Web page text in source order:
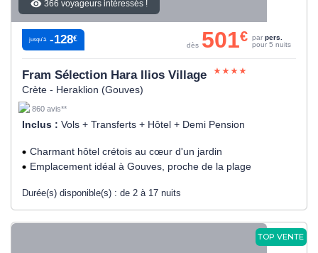
366 voyageurs intéressés !
Fram Sélection Hara Ilios Village
Crète - Heraklion (Gouves)
860 avis**
Inclus : Vols + Transferts + Hôtel + Demi Pension
Charmant hôtel crétois au cœur d'un jardin
Emplacement idéal à Gouves, proche de la plage
Durée(s) disponible(s) : de 2 à 17 nuits
jusqu’à -128€
dès 501€ par pers.
pour 5 nuits
TOP VENTE